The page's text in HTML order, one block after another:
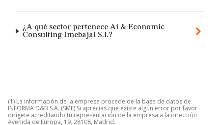
¿A qué sector pertenece Ai & Economic
Consulting Imebajal S.l.?
(1) La información de la empresa procede de la base de datos de
INFORMA D&B S.A. (SME) Si aprecias que existe algún error por favor
dirígete acreditando tu representación de la empresa a la dirección
Avenida de Europa, 19, 28108, Madrid.